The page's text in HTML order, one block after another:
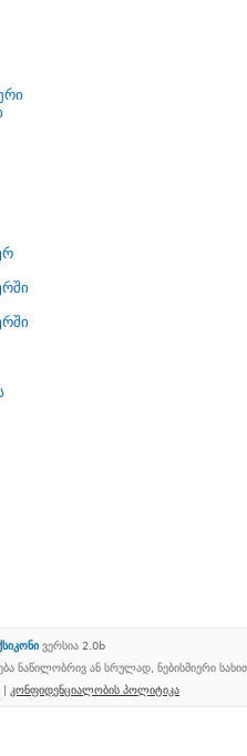
ვერსია 2.0b
ნაწილობრივ ან სრულად, ნებისმიერი
| კონფიდენციალობის პოლიტიკა